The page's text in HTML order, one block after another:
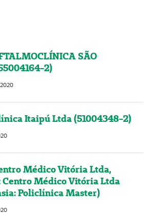
SÃO
2)
Itaipú Ltda (51004348-2)
Médico Vitória Ltda,
Centro Médico Vitória Ltda
Policlínica Master)